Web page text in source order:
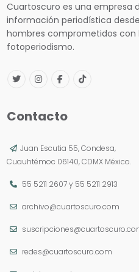
Cuartoscuro es una empresa
información periodística
hombres comprometidos con
fotoperiodismo.
Contacto
Juan Escutia 55, Condesa,
Cuauhtémoc 06140, CDMX México.
55 5211 2607y 55 5211 2913
archivo@cuartoscuro.com
redes@cuartoscuro.com